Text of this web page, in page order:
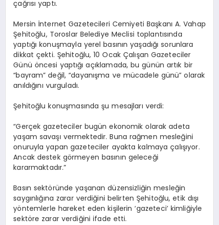
çağrısı yaptı.
Mersin İnternet Gazetecileri Cemiyeti Başkanı A. Vahap
Şehitoğlu, Toroslar Belediye Meclisi toplantısında
yaptığı konuşmayla yerel basının yaşadığı sorunlara
dikkat çekti. Şehitoğlu, 10 Ocak Çalışan Gazeteciler
Günü öncesi yaptığı açıklamada, bu günün artık bir
“bayram” değil, “dayanışma ve mücadele günü” olarak
anıldığını vurguladı.
Şehitoğlu konuşmasında şu mesajları verdi:
“Gerçek gazeteciler bugün ekonomik olarak adeta
yaşam savaşı vermektedir. Buna rağmen mesleğini
onuruyla yapan gazeteciler ayakta kalmaya çalışıyor.
Ancak destek görmeyen basının geleceği
kararmaktadır.”
Basın sektöründe yaşanan düzensizliğin mesleğin
saygınlığına zarar verdiğini belirten Şehitoğlu, etik dışı
yöntemlerle hareket eden kişilerin ‘gazeteci’ kimliğiyle
sektöre zarar verdiğini ifade etti.